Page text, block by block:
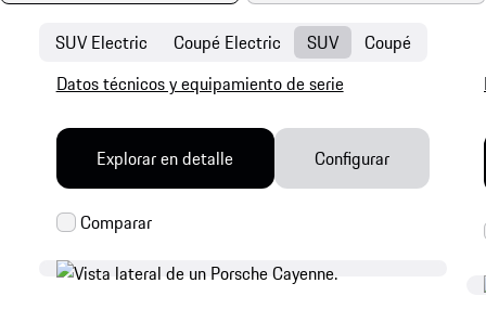
SUV Electric Coupé Electric SUV Coupé
Datos técnicos y equipamiento de serie
Explorar en detalle Configurar